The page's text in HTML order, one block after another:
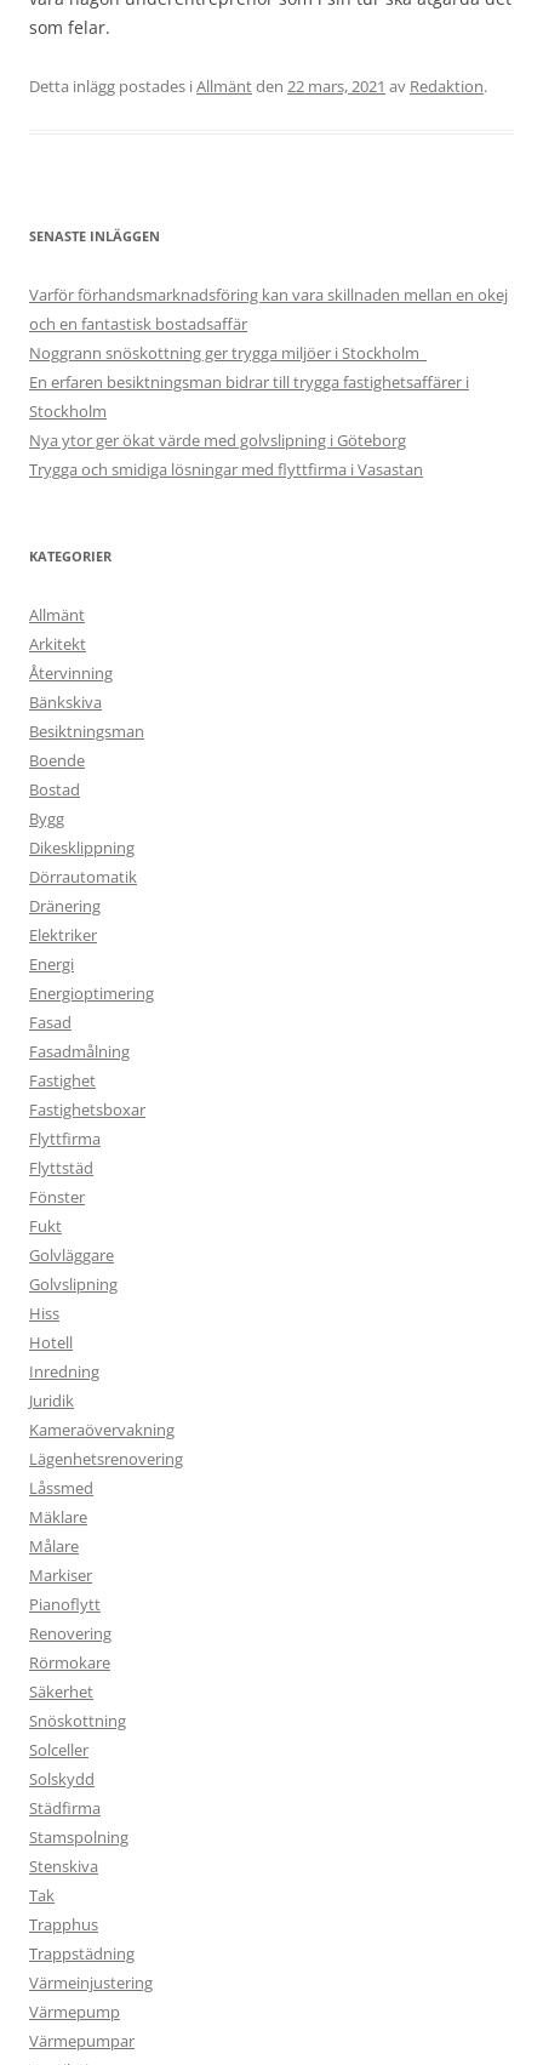
som felar.
Detta inlägg postades iAllmäntden 22 mars, 2021 av Redaktion.
SENASTE INLÄGGEN
Varför förhandsmarknadsföring kan vara skillnaden mellan en okej
och en fantastisk bostadsaffär
Noggrann snöskottning ger trygga miljöer i Stockholm
En erfaren besiktningsman bidrar till trygga fastighetsaffärer i
Stockholm
Nya ytor ger ökat värde med golvslipning i Göteborg
Trygga och smidiga lösningar med flyttfirma i Vasastan
KATEGORIER
Allmänt
Arkitekt
Återvinning
Bänkskiva
Besiktningsman
Boende
Bostad
Bygg
Dikesklippning
Dörrautomatik
Dränering
Elektriker
Energi
Energioptimering
Fasad
Fasadmålning
Fastighet
Fastighetsboxar
Flyttfirma
Flyttstäd
Fönster
Fukt
Golvläggare
Golvslipning
Hiss
Hotell
Inredning
Juridik
Kameraövervakning
Lägenhetsrenovering
Låssmed
Mäklare
Målare
Markiser
Pianoflytt
Renovering
Rörmokare
Säkerhet
Snöskottning
Solceller
Solskydd
Städfirma
Stamspolning
Stenskiva
Tak
Trapphus
Trappstädning
Värmeinjustering
Värmepump
Värmepumpar